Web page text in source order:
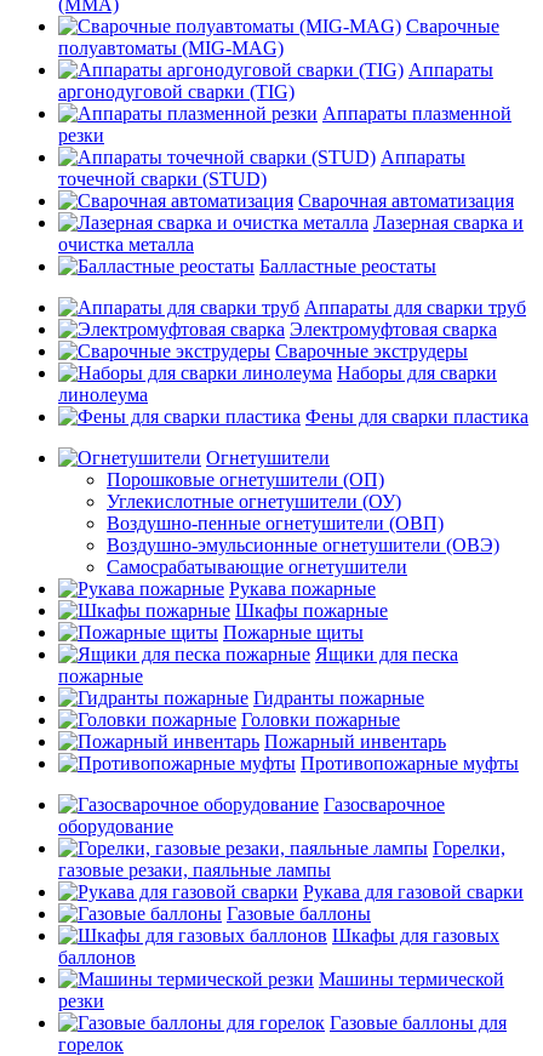
(MMA)
Сварочные
полуавтоматы (MIG-MAG)
Аппараты
аргонодуговой сварки (TIG)
Аппараты плазменной
резки
Аппараты
точечной сварки (STUD)
Сварочная автоматизация
Лазерная сварка и
очистка металла
Балластные реостаты
Аппараты для сварки труб
Электромуфтовая сварка
Сварочные экструдеры
Наборы для сварки
линолеума
Фены для сварки пластика
Огнетушители
Порошковые огнетушители (ОП)
Углекислотные огнетушители (ОУ)
Воздушно-пенные огнетушители (ОВП)
Воздушно-эмульсионные огнетушители (ОВЭ)
Самосрабатывающие огнетушители
Рукава пожарные
Шкафы пожарные
Пожарные щиты
Ящики для песка
пожарные
Гидранты пожарные
Головки пожарные
Пожарный инвентарь
Противопожарные муфты
Газосварочное
оборудование
Горелки,
газовые резаки, паяльные лампы
Рукава для газовой сварки
Газовые баллоны
Шкафы для газовых
баллонов
Машины термической
резки
Газовые баллоны для
горелок